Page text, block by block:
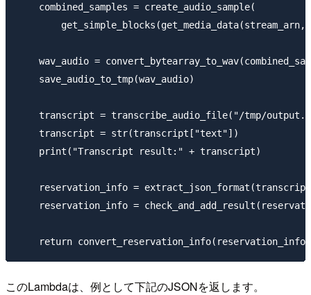
    combined_samples = create_audio_sample(
get_simple_blocks(get_media_data(stream_arn,
wav_audio =
    save_audio_to_tmp(wav_audio)
transcript = transcribe_audio_file("/tmp/
    transcript = str(transcript["text"])
    print("Transcript result:" + transcript)
reservation_info =
reservation_info =
このLambdaは、例として下記のJSONを返します。